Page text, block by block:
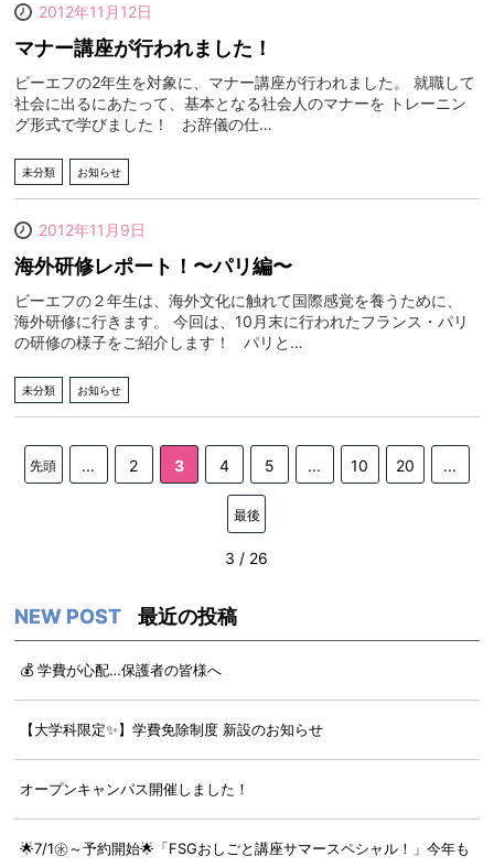
2012年11月12日
マナー講座が行われました！
ビーエフの2年生を対象に、マナー講座が行われました。 就職して
社会に出るにあたって、基本となる社会人のマナーを トレーニン
グ形式で学びました！ お辞儀の仕…
未分類 お知らせ
2012年11月9日
海外研修レポート！〜パリ編〜
ビーエフの２年生は、海外文化に触れて国際感覚を養うために、
海外研修に行きます。 今回は、10月末に行われたフランス・パリ
の研修の様子をご紹介します！ パリと…
未分類 お知らせ
3 / 26
先頭 ... 2 3 4 5 ... 10 20 ...
最後
最近の投稿
💰 学費が心配…保護者の皆様へ
【大学科限定✨】学費免除制度 新設のお知らせ
オープンキャンパス開催しました！
🌟7/1㊌～予約開始🌟「FSGおしごと講座サマースペシャル！」今年も